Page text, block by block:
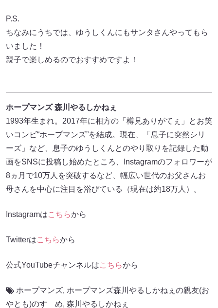
P.S.
ちなみにうちでは、ゆうしくんにもサンタさんやってもら
いました！
親子で楽しめるのでおすすめですよ！
ホープマンズ 森川やるしかねぇ
1993年生まれ。2017年に相方の「樽見ありがてぇ」とお笑
いコンビ“ホープマンズ”を結成。現在、「息子に突然シリ
ーズ」など、息子のゆうしくんとのやり取りを記録した動
画をSNSに投稿し始めたところ、Instagramのフォロワーが
8ヵ月で10万人を突破するなど、幅広い世代のお父さんお
母さんを中心に注目を浴びている（現在は約18万人）。
Instagramはこちらから
Twitterはこちらから
公式YouTubeチャンネルはこちらから
ホープマンズ, ホープマンズ森川やるしかねぇの親友(お
やとも)のすゝめ, 森川やるしかねぇ